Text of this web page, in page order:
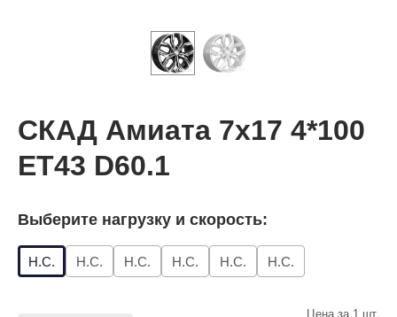
СКАД Амиата 7x17 4*100
ET43 D60.1
Выберите нагрузку и скорость:
Н.С. Н.С. Н.С. Н.С. Н.С. Н.С.
Цена за 1 шт.